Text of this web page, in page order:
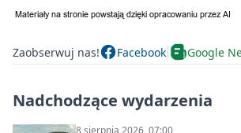
Zaobserwuj nas! Facebook Google
Nadchodzące wydarzenia
8 sierpnia 2026, 07:00